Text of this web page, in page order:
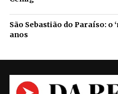
São Sebastião do Paraíso: o
anos